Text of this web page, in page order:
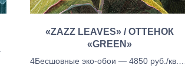
«ZAZZ LEAVES» / ОТТЕНОК
«GREEN»
4Бесшовные эко-обои — 4850 руб./кв.м.,